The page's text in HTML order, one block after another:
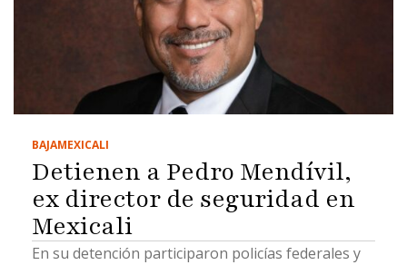
BAJAMEXICALI
Detienen a Pedro Mendívil,
ex director de seguridad en
Mexicali
En su detención participaron policías federales y